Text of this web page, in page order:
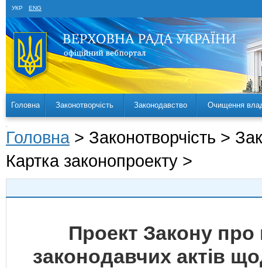
УКР ENG
Головна Законотворчість Законодавство Очищення
Головна > Законотворчість >
Картка законопроекту >
Проект Закону про
законодавчих актів